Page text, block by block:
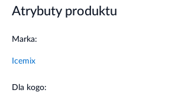
się białego nalotu. Czynność ponawiać aż do
błony śluzowe.
Zawartość opakowania
400 ml
Atrybuty produktu
Marka:
Icemix
Dla kogo: